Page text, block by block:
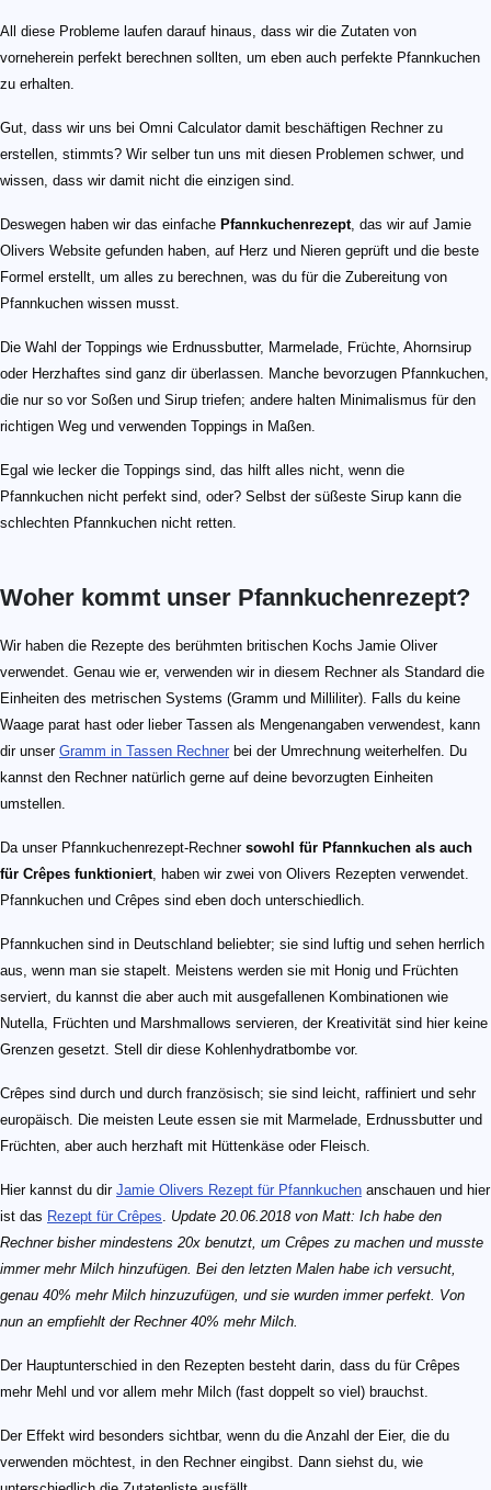
All diese Probleme laufen darauf hinaus, dass wir die Zutaten von
vorneherein perfekt berechnen sollten, um eben auch perfekte Pfannkuchen
zu erhalten.
Gut, dass wir uns bei Omni Calculator damit beschäftigen Rechner zu
erstellen, stimmts? Wir selber tun uns mit diesen Problemen schwer, und
wissen, dass wir damit nicht die einzigen sind.
Deswegen haben wir das einfache Pfannkuchenrezept, das wir auf Jamie
Olivers Website gefunden haben, auf Herz und Nieren geprüft und die beste
Formel erstellt, um alles zu berechnen, was du für die Zubereitung von
Pfannkuchen wissen musst.
Die Wahl der Toppings wie Erdnussbutter, Marmelade, Früchte, Ahornsirup
oder Herzhaftes sind ganz dir überlassen. Manche bevorzugen Pfannkuchen,
die nur so vor Soßen und Sirup triefen; andere halten Minimalismus für den
richtigen Weg und verwenden Toppings in Maßen.
Egal wie lecker die Toppings sind, das hilft alles nicht, wenn die
Pfannkuchen nicht perfekt sind, oder? Selbst der süßeste Sirup kann die
schlechten Pfannkuchen nicht retten.
Woher kommt unser Pfannkuchenrezept?
Wir haben die Rezepte des berühmten britischen Kochs Jamie Oliver
verwendet. Genau wie er, verwenden wir in diesem Rechner als Standard die
Einheiten des metrischen Systems (Gramm und Milliliter). Falls du keine
Waage parat hast oder lieber Tassen als Mengenangaben verwendest, kann
dir unser Gramm in Tassen Rechner bei der Umrechnung weiterhelfen. Du
kannst den Rechner natürlich gerne auf deine bevorzugten Einheiten
umstellen.
Da unser Pfannkuchenrezept-Rechner sowohl für Pfannkuchen als auch
für Crêpes funktioniert, haben wir zwei von Olivers Rezepten verwendet.
Pfannkuchen und Crêpes sind eben doch unterschiedlich.
Pfannkuchen sind in Deutschland beliebter; sie sind luftig und sehen herrlich
aus, wenn man sie stapelt. Meistens werden sie mit Honig und Früchten
serviert, du kannst die aber auch mit ausgefallenen Kombinationen wie
Nutella, Früchten und Marshmallows servieren, der Kreativität sind hier keine
Grenzen gesetzt. Stell dir diese Kohlenhydratbombe vor.
Crêpes sind durch und durch französisch; sie sind leicht, raffiniert und sehr
europäisch. Die meisten Leute essen sie mit Marmelade, Erdnussbutter und
Früchten, aber auch herzhaft mit Hüttenkäse oder Fleisch.
Hier kannst du dir Jamie Olivers Rezept für Pfannkuchen anschauen und hier
ist das Rezept für Crêpes. Update 20.06.2018 von Matt: Ich habe den
Rechner bisher mindestens 20x benutzt, um Crêpes zu machen und musste
immer mehr Milch hinzufügen. Bei den letzten Malen habe ich versucht,
genau 40% mehr Milch hinzuzufügen, und sie wurden immer perfekt. Von
nun an empfiehlt der Rechner 40% mehr Milch.
Der Hauptunterschied in den Rezepten besteht darin, dass du für Crêpes
mehr Mehl und vor allem mehr Milch (fast doppelt so viel) brauchst.
Der Effekt wird besonders sichtbar, wenn du die Anzahl der Eier, die du
verwenden möchtest, in den Rechner eingibst. Dann siehst du, wie